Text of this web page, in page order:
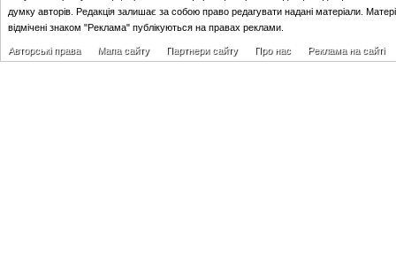
думку авторів. Редакція залишає за собою право редагувати надані матеріали.
відмічені знаком "Реклама" публікуються на правах реклами.
Авторські права Мапа сайту Партнери сайту Про нас Реклама на сайті